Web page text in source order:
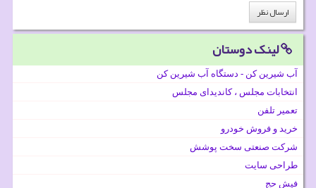
لینک دوستان
آب شیرین کن - دستگاه آب شیرین کن
انتخابات مجلس ، کاندیدای مجلس
تعمیر تلفن
خرید و فروش خودرو
شرکت صنعتی سخت پوشش
طراحی سایت
فیش حج